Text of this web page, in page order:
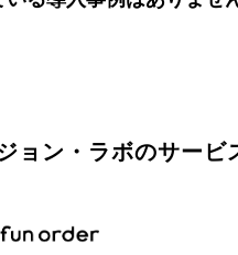
ョン・ラボのサービ